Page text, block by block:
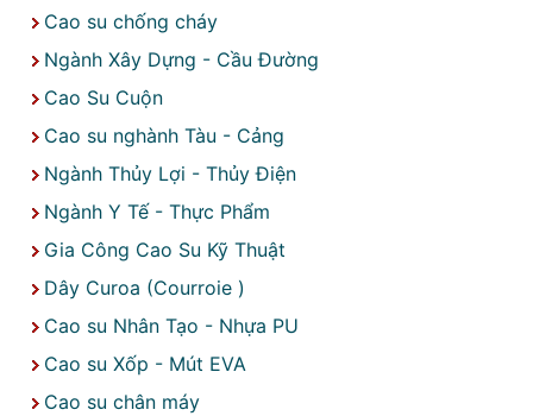
Cao su chống cháy
Ngành Xây Dựng - Cầu Đường
Cao Su Cuộn
Cao su nghành Tàu - Cảng
Ngành Thủy Lợi - Thủy Điện
Ngành Y Tế - Thực Phẩm
Gia Công Cao Su Kỹ Thuật
Dây Curoa (Courroie )
Cao su Nhân Tạo - Nhựa PU
Cao su Xốp - Mút EVA
Cao su chân máy